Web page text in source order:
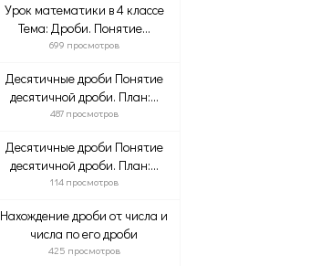
Урок математики в 4 классе
Тема: Дроби. Понятие...
699 просмотров
Десятичные дроби Понятие
десятичной дроби. План:...
487 просмотров
Десятичные дроби Понятие
десятичной дроби. План:...
114 просмотров
Нахождение дроби от числа и
числа по его дроби
425 просмотров